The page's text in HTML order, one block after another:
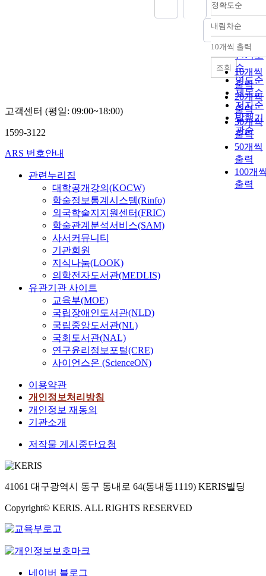
정확도순
정확도
순
인기도
순
연도순
제목순
저자순
발행기
관순
내림차순
내림차
10개씩 출력
10개씩
출력
20개씩
출력
30개씩
출력
50개씩
출력
100개
출력
조회
고객센터 (평일: 09:00~18:00)
1599-3122
ARS 번호안내
관련누리집
대학공개강의(KOCW)
학술정보통계시스템(Rinfo)
외국학술지지원센터(FRIC)
학술관계분석서비스(SAM)
사서커뮤니티
기관회원
지식나눔(LOOK)
의학전자도서관(MEDLIS)
유관기관 사이트
교육부(MOE)
국립장애인도서관(NLD)
국립중앙도서관(NL)
국회도서관(NAL)
연구윤리정보포털(CRE)
사이언스온 (ScienceON)
이용약관
개인정보처리방침
개인정보 재동의
기관소개
저작물 게시중단요청
41061 대구광역시 동구 동내로 64(동내동1119) KERIS빌딩
Copyright© KERIS. ALL RIGHTS RESERVED
네이버 블로그